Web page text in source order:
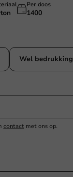
Per doos
1400
Wel bedrukking
contact met ons op.